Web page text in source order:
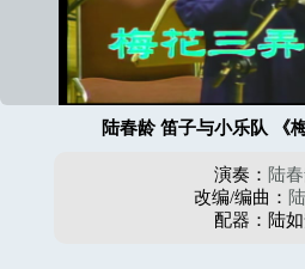
陆春龄 笛子与小乐队 《
演奏： 陆
改编/编曲：
配器：陆